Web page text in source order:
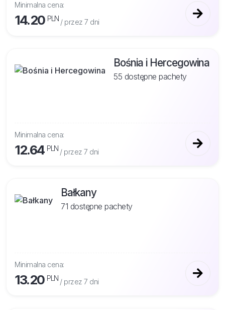
Minimalna cena:
14.20 PLN/ przez 7 dni
Bośnia i Hercegowina
55 dostępne pachety
Minimalna cena:
12.64 PLN/ przez 7 dni
Bałkany
71 dostępne pachety
Minimalna cena:
13.20 PLN/ przez 7 dni